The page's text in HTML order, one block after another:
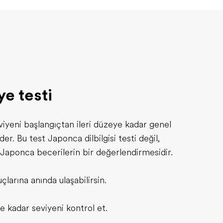
testi
başlangıçtan ileri düzeye kadar genel
Bu test Japonca dilbilgisi testi değil,
Japonca becerilerin bir değerlendirmesidir.
anında ulaşabilirsin.
kadar seviyeni kontrol et.